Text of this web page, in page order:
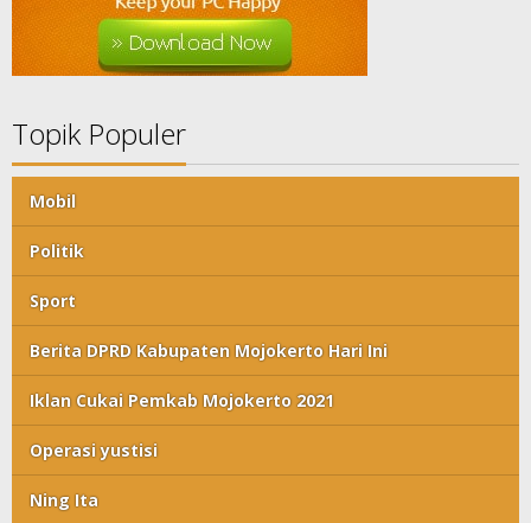
Topik Populer
Mobil
Politik
Sport
Berita DPRD Kabupaten Mojokerto Hari Ini
Iklan Cukai Pemkab Mojokerto 2021
Operasi yustisi
Ning Ita